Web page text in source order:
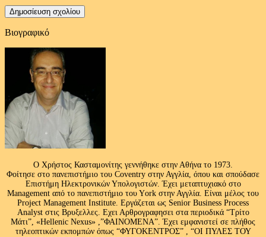
Βιογραφικό
Ο Χρήστος Κασταμονίτης γεννήθηκε στην Αθήνα το 1973.
Φοίτησε στο πανεπιστήμιο του Coventry στην Αγγλία, όπου και σπούδασε
Επιστήμη Ηλεκτρονικών Υπολογιστών. Έχει μεταπτυχιακό στο
Management από το πανεπιστήμιο του Υork στην Αγγλία. Είναι μέλος του
Project Management Institute. Εργάζεται ως Senior Business Process
Analyst στις Βρυξελλες. Εχει Αρθρογραφησει στα περιοδικά “Τρίτο
Μάτι”, «Hellenic Nexus» ,”ΦΑΙΝΟΜΕΝΑ”. Έχει εμφανιστεί σε πλήθος
τηλεοπτικών εκπομπών όπως “ΦΥΓΟΚΕΝΤΡΟΣ” , “ΟΙ ΠΥΛΕΣ ΤΟΥ